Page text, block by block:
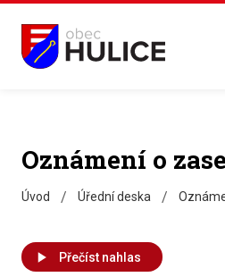
Oznámení o
Úvod / Úřední deska /
Přečíst nahlas